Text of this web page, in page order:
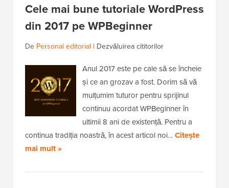
Cele mai bune tutoriale WordPress
din 2017 pe WPBeginner
De Personal editorial | Dezvăluirea cititorilor
Anul 2017 este pe cale să se încheie
și ce an grozav a fost. Dorim să vă
mulțumim tuturor pentru sprijinul
continuu acordat WPBeginner în
ultimii 8 ani de existență. Pentru a
continua tradiția noastră, în acest articol noi…Citește
mai mult »